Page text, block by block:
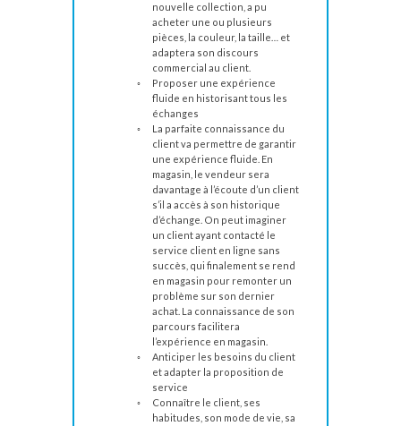
nouvelle collection, a pu
acheter une ou plusieurs
pièces, la couleur, la taille… et
adaptera son discours
commercial au client.
Proposer une expérience
fluide en historisant tous les
échanges
La parfaite connaissance du
client va permettre de garantir
une expérience fluide. En
magasin, le vendeur sera
davantage à l’écoute d’un client
s’il a accès à son historique
d’échange. On peut imaginer
un client ayant contacté le
service client en ligne sans
succès, qui finalement se rend
en magasin pour remonter un
problème sur son dernier
achat. La connaissance de son
parcours facilitera
l’expérience en magasin.
Anticiper les besoins du client
et adapter la proposition de
service
Connaître le client, ses
habitudes, son mode de vie, sa